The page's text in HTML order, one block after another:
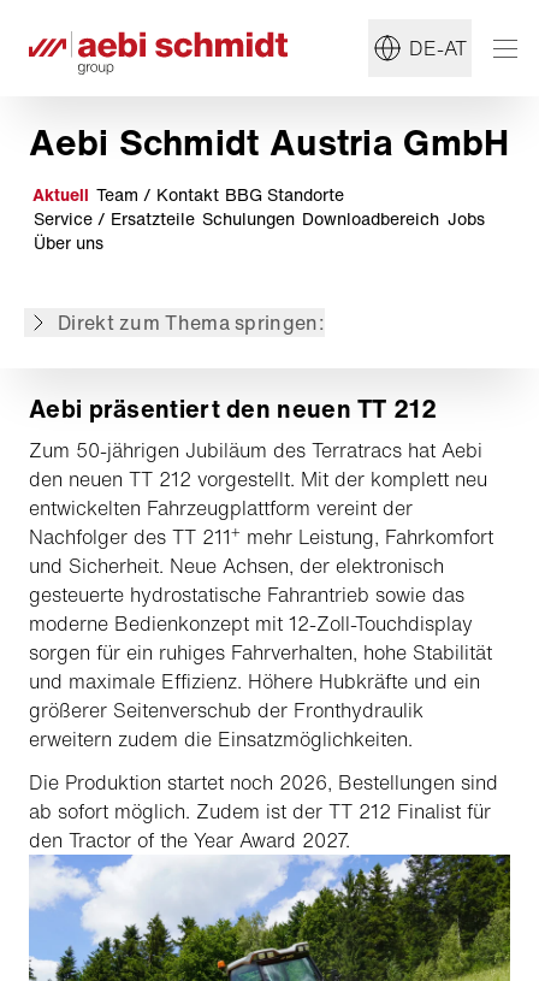
DE-AT
Aebi Schmidt Austria GmbH
Aktuell Team / Kontakt BBG Standorte
Service / Ersatzteile Schulungen Downloadbereich Jobs
Über uns
Direkt zum Thema springen:
Aebi präsentiert den neuen TT 212
Innovation am Hang: Das Aebi Magazin 2026
LADOG jetzt bei Aebi Schmidt Austria
Aebi TP 470 Vario
Schmidt eCleango 550
Schmidt Flexigo 150
Aebi präsentiert den neuen TT 212
Zum 50-jährigen Jubiläum des Terratracs hat Aebi
den neuen TT 212 vorgestellt. Mit der komplett neu
entwickelten Fahrzeugplattform vereint der
Nachfolger des TT 211+ mehr Leistung, Fahrkomfort
und Sicherheit. Neue Achsen, der elektronisch
gesteuerte hydrostatische Fahrantrieb sowie das
moderne Bedienkonzept mit 12-Zoll-Touchdisplay
sorgen für ein ruhiges Fahrverhalten, hohe Stabilität
und maximale Effizienz. Höhere Hubkräfte und ein
größerer Seitenverschub der Fronthydraulik
erweitern zudem die Einsatzmöglichkeiten.
Die Produktion startet noch 2026, Bestellungen sind
ab sofort möglich. Zudem ist der TT 212 Finalist für
den Tractor of the Year Award 2027.